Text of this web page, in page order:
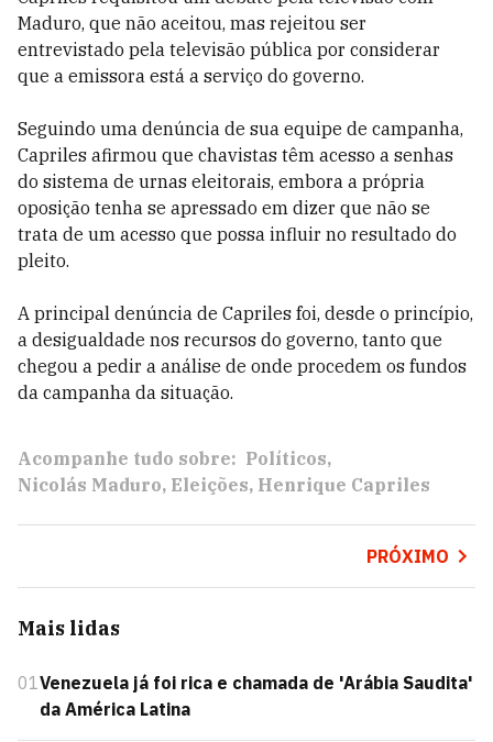
Maduro, que não aceitou, mas rejeitou ser
entrevistado pela televisão pública por considerar
que a emissora está a serviço do governo.
Seguindo uma denúncia de sua equipe de campanha,
Capriles afirmou que chavistas têm acesso a senhas
do sistema de urnas eleitorais, embora a própria
oposição tenha se apressado em dizer que não se
trata de um acesso que possa influir no resultado do
pleito.
A principal denúncia de Capriles foi, desde o princípio,
a desigualdade nos recursos do governo, tanto que
chegou a pedir a análise de onde procedem os fundos
da campanha da situação.
Acompanhe tudo sobre: Políticos
Nicolás Maduro Eleições Henrique Capriles
PRÓXIMO
Mais lidas
01Venezuela já foi rica e chamada de 'Arábia Saudita'
da América Latina